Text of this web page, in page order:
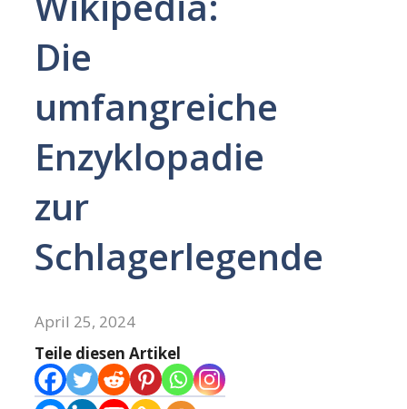
Die
umfangreiche
Enzyklopadie
zur
Schlagerlegende
April 25, 2024
Teile diesen Artikel